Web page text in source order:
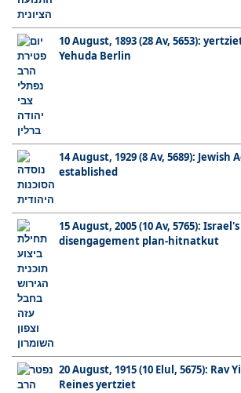
10 August, 1893 (28 Av, 5653):
Yehuda Berlin
14 August, 1929 (8 Av, 5689): Jewish
established
15 August, 2005 (10 Av, 5765):
disengagement plan-hitnatkut
20 August, 1915 (10 Elul, 5675): Rav
Reines yertziet